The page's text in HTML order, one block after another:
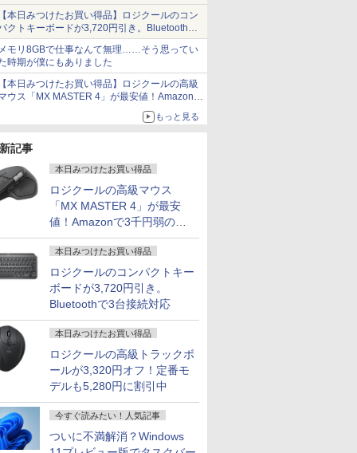
本日みつけたお買い得品】ロジクールのコン
クトキーボードが3,720円引き。Bluetoothで3
接続対応
モリ8GBで仕事なんて無理……そう思ってい
時期が僕にもありました
本日みつけたお買い得品】ロジクールの高級
ウス「MX MASTER 4」が最安値！Amazonで
もっと見る
記事
本日みつけたお買い得品
ロジクールの高級マウス
「MX MASTER 4」が最安
値！Amazonで3千円弱の割
引
本日みつけたお買い得品
ロジクールのコンパクトキー
ボードが3,720円引き。
Bluetoothで3台接続対応
本日みつけたお買い得品
ロジクールの高級トラックボ
ールが3,320円オフ！定番モ
デルも5,280円に割引中
今すぐ読みたい！人気記事
ついに不満解消？Windows